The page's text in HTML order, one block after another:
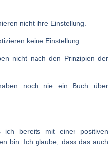
nicht ihre Einstellung.
keine Einstellung.
nicht nach den Prinzipien der
noch nie ein Buch über
ich bereits mit einer positiven
bin. Ich glaube, dass das auch